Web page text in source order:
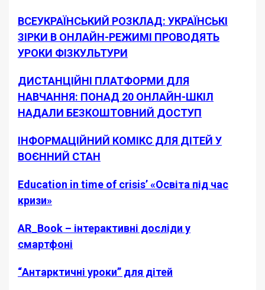
ВСЕУКРАЇНСЬКИЙ РОЗКЛАД: УКРАЇНСЬКІ
ЗІРКИ В ОНЛАЙН-РЕЖИМІ ПРОВОДЯТЬ
УРОКИ ФІЗКУЛЬТУРИ
ДИСТАНЦІЙНІ ПЛАТФОРМИ ДЛЯ
НАВЧАННЯ: ПОНАД 20 ОНЛАЙН-ШКІЛ
НАДАЛИ БЕЗКОШТОВНИЙ ДОСТУП
ІНФОРМАЦІЙНИЙ КОМІКС ДЛЯ ДІТЕЙ У
ВОЄННИЙ СТАН
Education in time of crisis’ «Освіта під час
кризи»
AR_Book – інтерактивні досліди у
смартфоні
“Антарктичні уроки” для дітей